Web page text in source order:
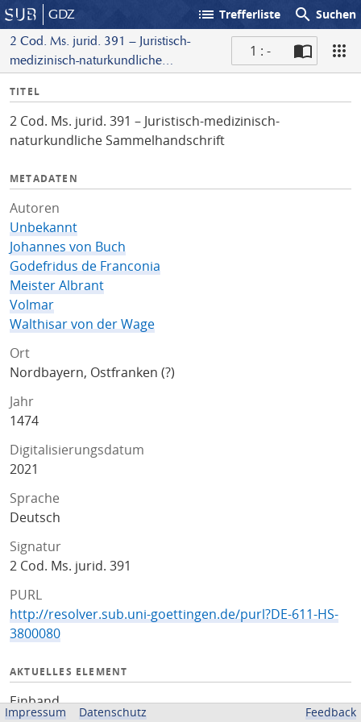
GDZ list Trefferliste search Suchen
2 Cod. Ms. jurid. 391 – Juristisch-
medizinisch-naturkundliche
1 : -
I
f
o
TITEL
2 Cod. Ms. jurid. 391 – Juristisch-medizinisch-
naturkundliche Sammelhandschrift
METADATEN
Autoren
Unbekannt
Johannes von Buch
Godefridus de Franconia
Meister Albrant
Volmar
Walthisar von der Wage
Ort
Nordbayern, Ostfranken (?)
Jahr
1474
Digitalisierungsdatum
2021
Sprache
Deutsch
Signatur
2 Cod. Ms. jurid. 391
PURL
http://resolver.sub.uni-goettingen.de/purl?DE-611-HS-
3800080
AKTUELLES ELEMENT
Einband
Impressum Datenschutz Feedback